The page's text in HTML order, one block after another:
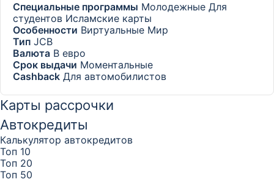
Специальные программы Молодежные Для
студентов Исламские карты
Особенности Виртуальные Мир
Тип JCB
Валюта В евро
Срок выдачи Моментальные
Cashback Для автомобилистов
Карты рассрочки
Автокредиты
Калькулятор автокредитов
Топ 10
Топ 20
Топ 50